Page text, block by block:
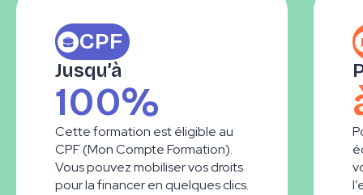
CPF
Jusqu’à
100%
Cette formation est éligible au
CPF (Mon Compte Formation).
Vous pouvez mobiliser vos droits
pour la financer en quelques clics.